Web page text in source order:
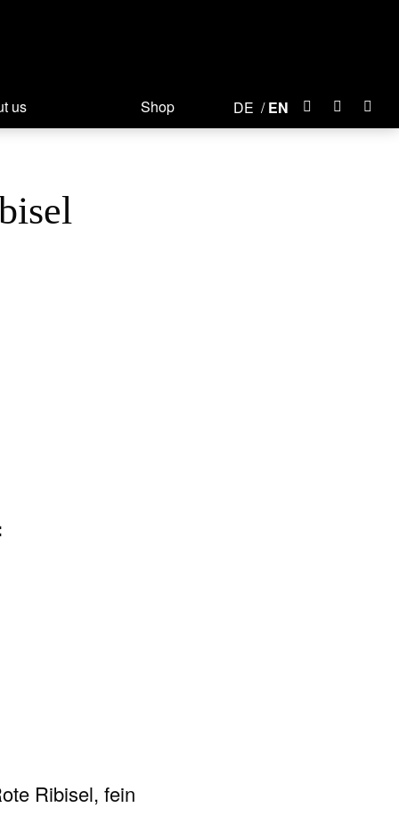
us Shop DE EN
Ribisel, fein